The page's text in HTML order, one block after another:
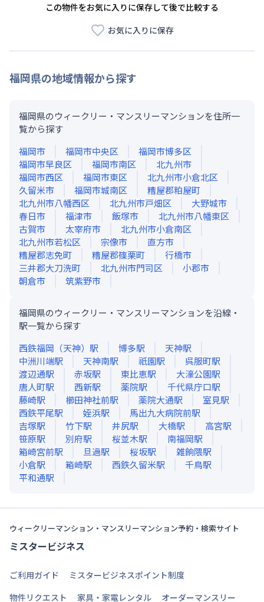
この物件をお気に入りに保存して後で比較する
お気に入りに保存
福岡県の地域情報から探す
福岡県のウィークリー・マンスリーマンションを住所一
覧から探す
福岡市
福岡市中央区
福岡市博多区
福岡市早良区
福岡市南区
北九州市
福岡市西区
福岡市東区
北九州市小倉北区
久留米市
福岡市城南区
糟屋郡粕屋町
北九州市八幡西区
北九州市戸畑区
大野城市
春日市
福津市 飯塚市
北九州市八幡東区
古賀市
太宰府市
北九州市小倉南区
北九州市若松区
宗像市
直方市
糟屋郡志免町
糟屋郡篠栗町
行橋市
三井郡大刀洗町
北九州市門司区
小郡市
朝倉市
筑紫野市
福岡県のウィークリー・マンスリーマンションを沿線・
駅一覧から探す
西鉄福岡（天神） 駅 博多駅 天神駅
中洲川端駅 天神南駅 祇園駅 呉服町駅
渡辺通駅 赤坂駅 東比恵駅 大濠公園駅
唐人町駅 西新駅 薬院駅 千代県庁口駅
藤崎駅 櫛田神社前駅 薬院大通駅 室見駅
西鉄平尾駅 姪浜駅 馬出九大病院前駅
吉塚駅 竹下駅 井尻駅 大橋駅 高宮駅
笹原駅 別府駅 桜並木駅 南福岡駅
箱崎宮前駅 旦過駅 桜坂駅 雑餉隈駅
小倉駅 箱崎駅 西鉄久留米駅 千鳥駅
平和通駅
ウィークリーマンション・マンスリーマンション予約・検索サイト
ミスタービジネス
ご利用ガイド
ミスタービジネスポイント制度
物件リクエスト
家具・家電レンタル オーダーマンスリー